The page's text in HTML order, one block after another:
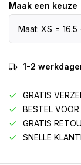
Maak een keuze
Maat: XS = 16.5
1-2
GRATIS
BESTEL
GRATIS
SNELLE